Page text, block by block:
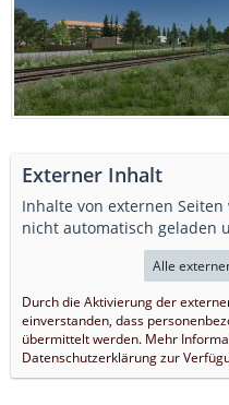
Externer Inhalt
Inhalte von externen
nicht automatisch geladen
Alle
Durch die Aktivierung der
einverstanden, dass
übermittelt werden. Mehr
Datenschutzerklärung zur